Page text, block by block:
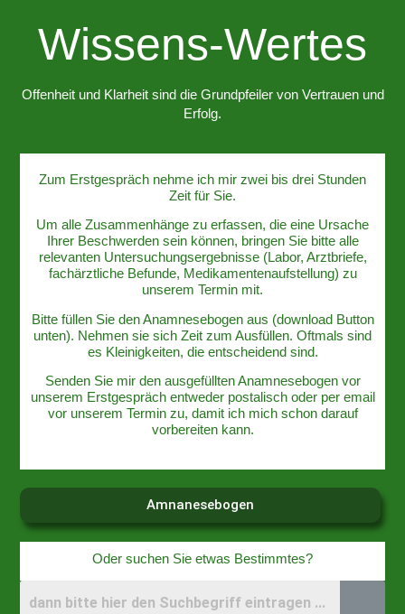
Wissens-Wertes
Offenheit und Klarheit sind die Grundpfeiler von Vertrauen und
Erfolg.
Zum Erstgespräch nehme ich mir zwei bis drei Stunden
Zeit für Sie.
Um alle Zusammenhänge zu erfassen, die eine Ursache
Ihrer Beschwerden sein können, bringen Sie bitte alle
relevanten Untersuchungsergebnisse (Labor, Arztbriefe,
fachärztliche Befunde, Medikamentenaufstellung) zu
unserem Termin mit.
Bitte füllen Sie den Anamnesebogen aus (download Button
unten). Nehmen sie sich Zeit zum Ausfüllen. Oftmals sind
es Kleinigkeiten, die entscheidend sind.
Senden Sie mir den ausgefüllten Anamnesebogen vor
unserem Erstgespräch entweder postalisch oder per email
vor unserem Termin zu, damit ich mich schon darauf
vorbereiten kann.
Amnanesebogen
Oder suchen Sie etwas Bestimmtes?